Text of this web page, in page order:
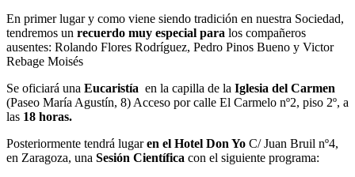
En primer lugar y como viene siendo tradición en nuestra Sociedad,
tendremos un recuerdo muy especial para los compañeros
ausentes: Rolando Flores Rodríguez, Pedro Pinos Bueno y Victor
Rebage Moisés
Se oficiará una Eucaristía en la capilla de la Iglesia del Carmen
(Paseo María Agustín, 8) Acceso por calle El Carmelo nº2, piso 2º, a
las 18 horas.
Posteriormente tendrá lugaren el Hotel Don Yo C/ Juan Bruil nº4,
en Zaragoza, una Sesión Científica con el siguiente programa: